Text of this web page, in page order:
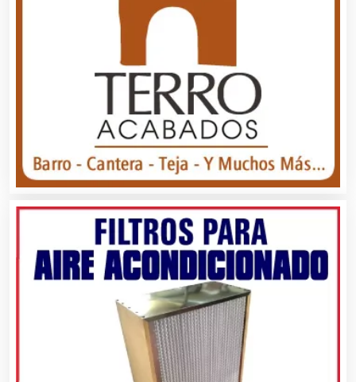
Artículos Importados
Artículos para el Hogar
Artículos para Regalos
Artículos Personales
Artículos Publicitarios
Aseguradoras